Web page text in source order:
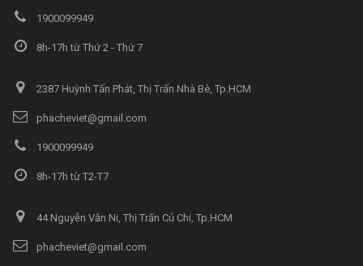
1900099949
8h-17h từ Thứ 2 - Thứ 7
2387 Huỳnh Tấn Phát, Thị Trấn Nhà Bè, Tp.HCM
phacheviet@gmail.com
1900099949
8h-17h từ T2-T7
44 Nguyễn Văn Ni, Thị Trấn Củ Chi, Tp.HCM
phacheviet@gmail.com